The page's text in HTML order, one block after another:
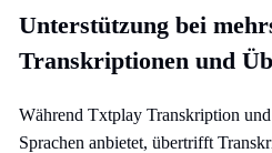
Unterstützung bei
Transkriptionen und
Während Txtplay Transkription
Sprachen anbietet, übertrifft